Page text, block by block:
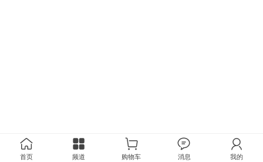
首页 频道 购物车 消息 我的